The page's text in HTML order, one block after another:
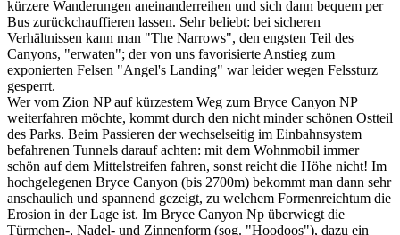
kürzere Wanderungen aneinanderreihen und sich dann bequem per
Bus zurückchauffieren lassen. Sehr beliebt: bei sicheren
Verhältnissen kann man "The Narrows", den engsten Teil des
Canyons, "erwaten"; der von uns favorisierte Anstieg zum
exponierten Felsen "Angel's Landing" war leider wegen Felssturz
gesperrt.
Wer vom Zion NP auf kürzestem Weg zum Bryce Canyon NP
weiterfahren möchte, kommt durch den nicht minder schönen Ostteil
des Parks. Beim Passieren der wechselseitig im Einbahnsystem
befahrenen Tunnels darauf achten: mit dem Wohnmobil immer
schön auf dem Mittelstreifen fahren, sonst reicht die Höhe nicht! Im
hochgelegenen Bryce Canyon (bis 2700m) bekommt man dann sehr
anschaulich und spannend gezeigt, zu welchem Formenreichtum die
Erosion in der Lage ist. Im Bryce Canyon Np überwiegt die
Türmchen-, Nadel- und Zinnenform (sog. "Hoodoos"), dazu ein